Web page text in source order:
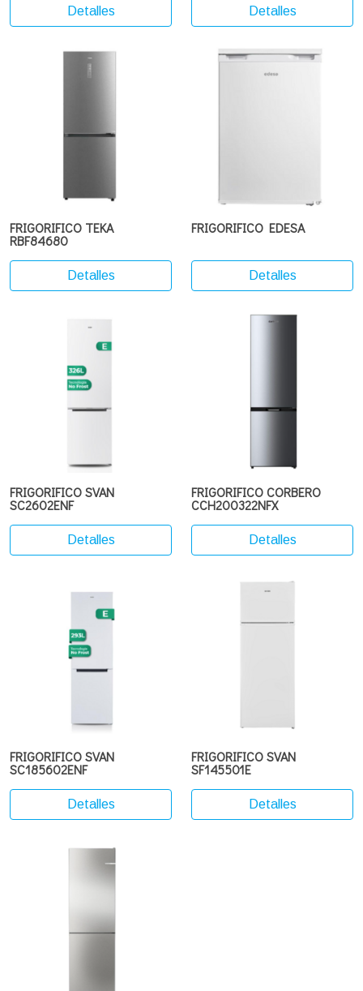
Detalles Detalles
FRIGORIFICO TEKA
RBF84680
Detalles
FRIGORIFICO EDESA
Detalles
FRIGORIFICO SVAN
SC2602ENF
Detalles
FRIGORIFICO CORBERO
CCH200322NFX
Detalles
FRIGORIFICO SVAN
SC185602ENF
Detalles
FRIGORIFICO SVAN
SF145501E
Detalles